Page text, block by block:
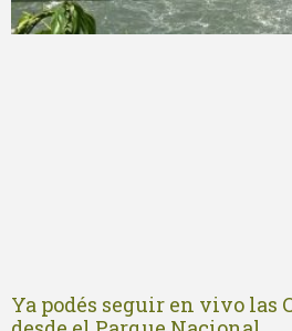
Ya podés seguir en vivo las